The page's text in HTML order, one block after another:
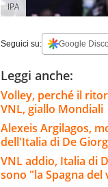
IPA
Seguici su: Google
Leggi anche:
Volley, perché il
VNL, giallo Mondiali
Alexeis Argilagos,
dell'Italia di De
VNL addio, Italia di
sono "la Spagna del